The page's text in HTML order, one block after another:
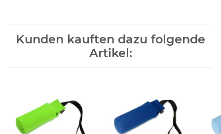
Kunden kauften dazu folgende
Artikel: